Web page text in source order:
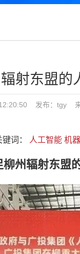
射东盟的
12:20:50 发布：tgy
词： 人工智能 机
柳州辐射东盟